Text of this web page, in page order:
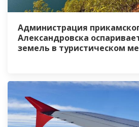
Администрация
Александровска
земель в туристическом